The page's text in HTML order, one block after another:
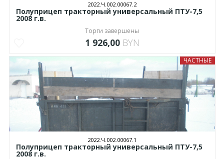
2022.Ч.002.00067.2
Полуприцеп тракторный универсальный ПТУ-7,5
2008 г.в.
Торги завершены
1 926,00 BYN
ЧАСТНЫЕ
2022.Ч.002.00067.1
Полуприцеп тракторный универсальный ПТУ-7,5
2008 г.в.